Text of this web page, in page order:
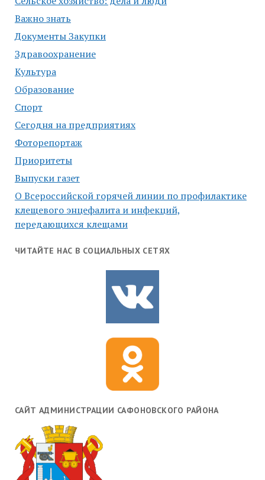
Важно знать
Документы Закупки
Здравоохранение
Культура
Образование
Спорт
Сегодня на предприятиях
Фоторепортаж
Приоритеты
Выпуски газет
О Всероссийской горячей линии по профилактике
клещевого энцефалита и инфекций,
передающихся клещами
ЧИТАЙТЕ НАС В СОЦИАЛЬНЫХ СЕТЯХ
САЙТ АДМИНИСТРАЦИИ САФОНОВСКОГО РАЙОНА